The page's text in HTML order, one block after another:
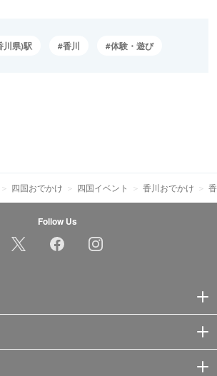
川県)駅 香川 体験・遊び
四国おでかけ 四国イベント 香川おでかけ
Follow Us